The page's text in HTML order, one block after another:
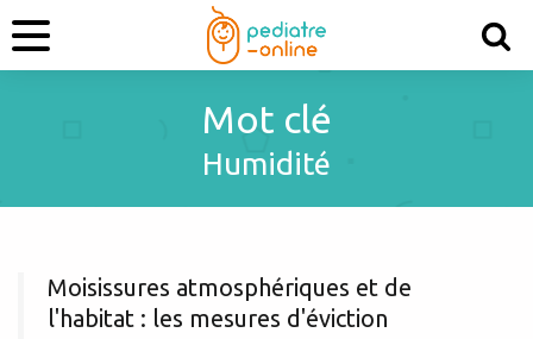
Mot clé
Humidité
Moisissures atmosphériques et de
l'habitat : les mesures d'éviction